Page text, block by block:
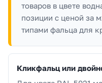
товаров в цвете
позиции с ценой за
типами фальца для
Кликфальц или